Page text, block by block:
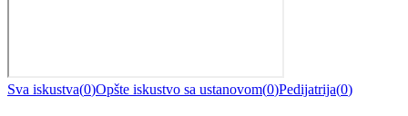
Sva iskustva(0)Opšte iskustvo sa ustanovom(0)Pedijatrija(0)